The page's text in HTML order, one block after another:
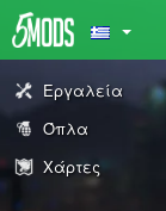
Εργαλεία
Όπλα
Χάρτες